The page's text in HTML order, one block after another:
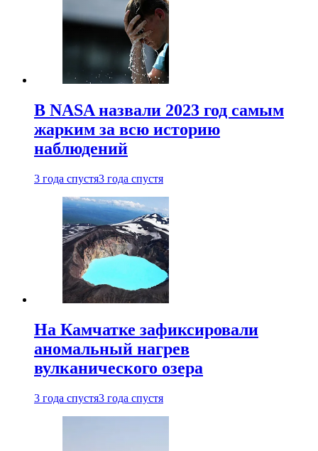
В NASA назвали 2023 год самым
жарким за всю историю
наблюдений
3 года спустя3 года спустя
На Камчатке зафиксировали
аномальный нагрев
вулканического озера
3 года спустя3 года спустя